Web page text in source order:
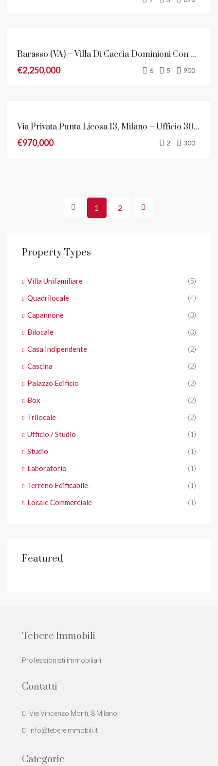
VENDITA
Barasso (VA) – Villa Di Caccia Dominioni Con Vista Meravigliosa Sul Lago Di Varese
€2,250,000
6 5 900
Via Privata Punta Licosa 13, Milano – Ufficio 300 Mq Ristrutturato In Vendita
€970,000
2 300
1 2
Property Types
Villa Unifamiliare
(5)
Quadrilocale
(4)
Capannone
(3)
Bilocale
(3)
Casa Indipendente
(2)
Cascina
(2)
Palazzo Edificio
(2)
Box
(2)
Trilocale
(2)
Ufficio / Studio
(1)
Studio
(1)
Laboratorio
(1)
Terreno Edificabile
(1)
Locale Commerciale
(1)
Featured
Tebere Immobili
Professionisti immobiliari.
Contatti
Via Vincenzo Monti, 8 Milano
info@tebereimmobili.it
Categorie